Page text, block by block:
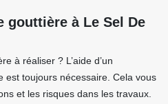
gouttière à Le Sel De
à réaliser ? L’aide d’un
est toujours nécessaire. Cela vous
et les risques dans les travaux.